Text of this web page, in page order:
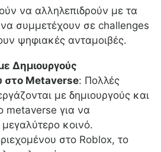
να αλληλεπιδρούν με τα
συμμετέχουν σε challenges
ψηφιακές ανταμοιβές.
Δημιουργούς
στο Metaverse: Πολλές
με δημιουργούς και
metaverse για να
κοινό.
στο Roblox, το